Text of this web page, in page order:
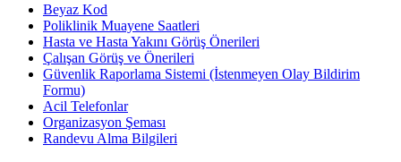
Beyaz Kod
Poliklinik Muayene Saatleri
Hasta ve Hasta Yakını Görüş Önerileri
Çalışan Görüş ve Önerileri
Güvenlik Raporlama Sistemi (İstenmeyen Olay Bildirim
Formu)
Acil Telefonlar
Organizasyon Şeması
Randevu Alma Bilgileri